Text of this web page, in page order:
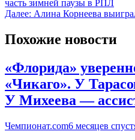
часть зимней паузы в РПЛ
Далее: Алина Корнеева
Похожие новости
«Флорида»
«Чикаго». У
У Михеева —
Чемпионат.com6 месяцев